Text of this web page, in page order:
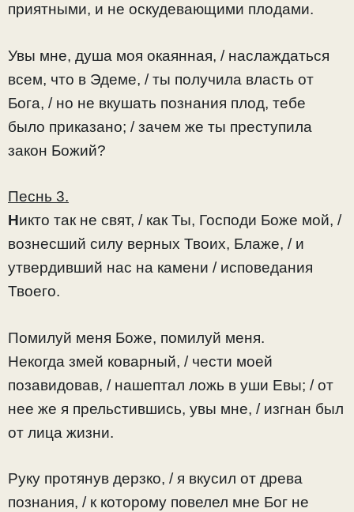
приятными, и не оскудевающими плодами.
Увы мне, душа моя окаянная, / наслаждаться
всем, что в Эдеме, / ты получила власть от
Бога, / но не вкушать познания плод, тебе
было приказано; / зачем же ты преступила
закон Божий?
Песнь 3.
Никто так не свят, / как Ты, Господи Боже мой, /
вознесший силу верных Твоих, Блаже, / и
утвердивший нас на камени / исповедания
Твоего.
Помилуй меня Боже, помилуй меня.
Некогда змей коварный, / чести моей
позавидовав, / нашептал ложь в уши Евы; / от
нее же я прельстившись, увы мне, / изгнан был
от лица жизни.
Руку протянув дерзко, / я вкусил от древа
познания, / к которому повелел мне Бог не